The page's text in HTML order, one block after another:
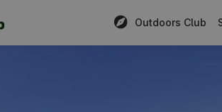
Outdoors Club